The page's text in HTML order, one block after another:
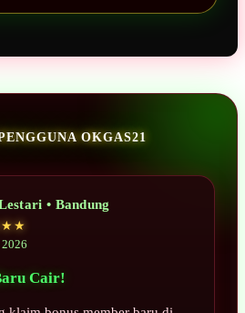
OKGAS21
• Bandung
Cair!